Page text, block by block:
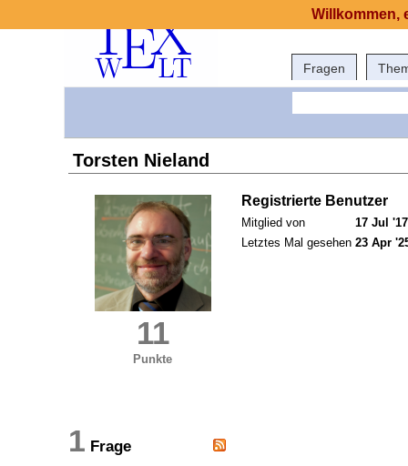
Fragen
Torsten Nieland
11
Punkte
Registrierte Benutzer
Mitglied von
17 Jul
Letztes Mal gesehen 23 Apr
1 Frage
Willkommen,